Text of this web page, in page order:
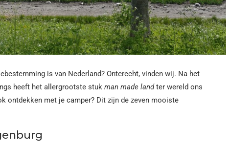
is van Nederland? Onterecht, vinden wij. Na het
heeft het allergrootste stuk man made landter wereld ons
ontdekken met je camper? Dit zijn de zeven mooiste